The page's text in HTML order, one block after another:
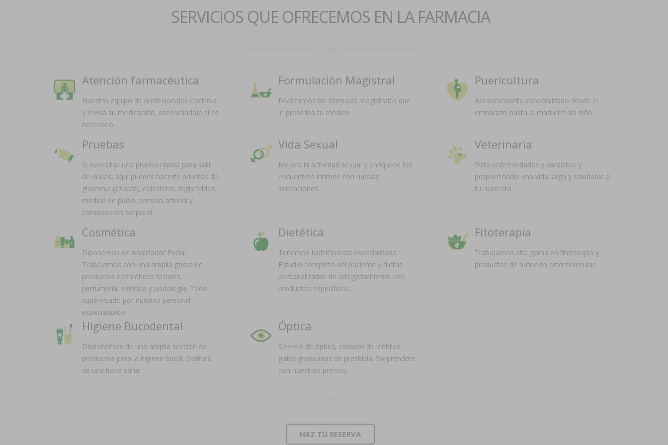
SERVICIOS QUE OFRECEMOS EN LA FARMACIA
Atención farmacéutica
Nuestro equipo de profesionales controla
y revisa su medicación, asesorándole si es
necesario.
Formulación Magistral
Realizamos las fórmulas magistrales que
le prescriba tu médico.
Puericultura
Asesoramiento especializado desde el
embarazo hasta la madurez del niño.
Pruebas
Si necesitas una prueba rápida para salir
de dudas, aquí puedes hacerte pruebas de
glucemia (azúcar), colesterol, triglicéridos,
medida de pulso, presión arterial y
composición corporal.
Vida Sexual
Mejora la actividad sexual y enriquece los
encuentros íntimos con nuevas
sensaciones.
Veterinaria
Evita enfermedades y parásitos y
proporciónale una vida larga y saludable a
tu mascota.
Cosmética
Diponemos de Analizador Facial.
Trabajamos con una amplia gama de
productos cosméticos faciales,
perfumería, estética y podología. Todo
supervisado por nuestro personal
especializado.
Dietética
Tenemos Nutricionista especializada.
Estudio completo del paciente y dietas
personalizadas de adelgazamiento con
productos específicos.
Fitoterapia
Trabajamos alta gama en fitoterapia y
productos de nutrición ortomolecular.
Higiene Bucodental
Disponemos de una amplia sección de
productos para la higiene bucal. Disfruta
de una boca sana.
Óptica
Servicio de óptica, cuidado de lentillas,
gafas graduadas de presbicia. Sorpréndete
con nuestros precios.
HAZ TÚ RESERVA